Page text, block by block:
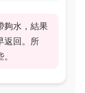
夠水，結果
返回。所